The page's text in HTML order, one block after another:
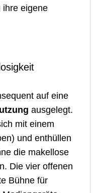
ihre eigene
auf eine
ausgelegt.
mit einem
und enthüllen
die makellose
Die vier offenen
Bühne für